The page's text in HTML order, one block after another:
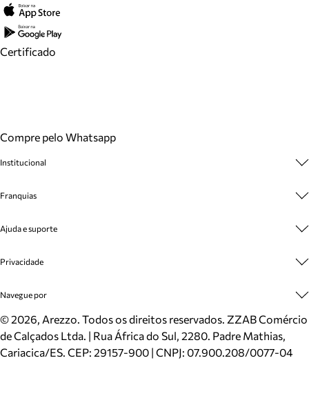
Certificado
Compre pelo Whatsapp
Institucional
Cashback
Venda Corporativa
Mapa do Site
Inverno
Mundo Arezzo
Franquias
Plano de Negócio
Ajuda e suporte
Cadastro
Meus Pedidos
Trocas e Devoluções
Cartão Presente
Localizador de lojas
Privacidade
Politica e Privacidade
Navegue por
Sapatos
Bolsas
Scarpins
©2026, Arezzo. Todos os direitos reservados. ZZAB Comércio
de Calçados Ltda. | Rua África do Sul, 2280. Padre Mathias,
Cariacica/ES. CEP: 29157-900 | CNPJ: 07.900.208/0077-04